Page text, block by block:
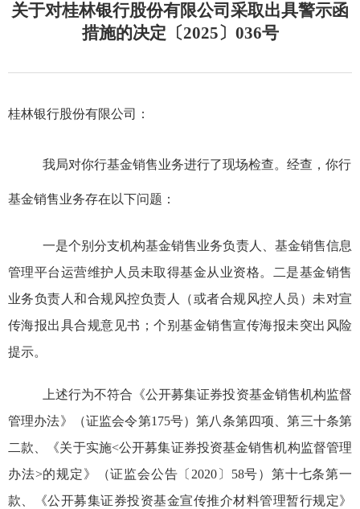
关于对桂林银行股份有限公司采取出具警示函
措施的决定〔2025〕036号
桂林银行股份有限公司：
我局对你行基金销售业务进行了现场检查。经查，你行
基金销售业务存在以下问题：
一是个别分支机构基金销售业务负责人 、基金销售信息
管理平台运营维护 人员未取得基金从业资格。 二是基金销售
业务负责人和合规风控负责人（或者合规风控人员）未对宣
传海报出具合规意见书 ；个别基金销售宣传海报未突出风险
提示。
上述行为不符合 《公开募集证券投资基金销售机构监督
管理办法》（证监会令第175号）第八条第四项、第三十条第
二款、
《关于实施<公开募集证券投资基金销售机构监督管理
办法>的规定》（证监会公告〔2020 〕 58号）第十七条第一
款、
《公开募集证券投资基金宣传推介材料管理暂行规定》